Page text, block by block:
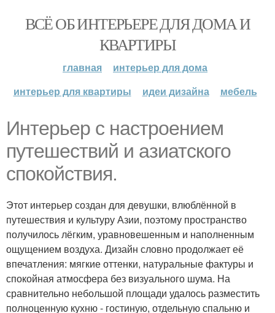
ВСЁ ОБ ИНТЕРЬЕРЕ ДЛЯ ДОМА И
КВАРТИРЫ
главная
интерьер для дома
интерьер для квартиры
идеи дизайна мебель
Интерьер с настроением
путешествий и азиатского
спокойствия.
Этот интерьер создан для девушки, влюблённой в
путешествия и культуру Азии, поэтому пространство
получилось лёгким, уравновешенным и наполненным
ощущением воздуха. Дизайн словно продолжает её
впечатления: мягкие оттенки, натуральные фактуры и
спокойная атмосфера без визуального шума. На
сравнительно небольшой площади удалось разместить
полноценную кухню - гостиную, отдельную спальню и